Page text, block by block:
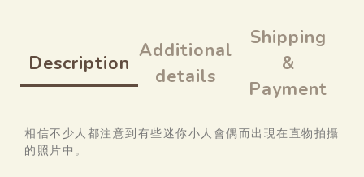
Description
Additional
details
Shipping
&
Payment
相信不少人都注意到有些迷你小人會偶而出現在直物拍攝
的照片中。